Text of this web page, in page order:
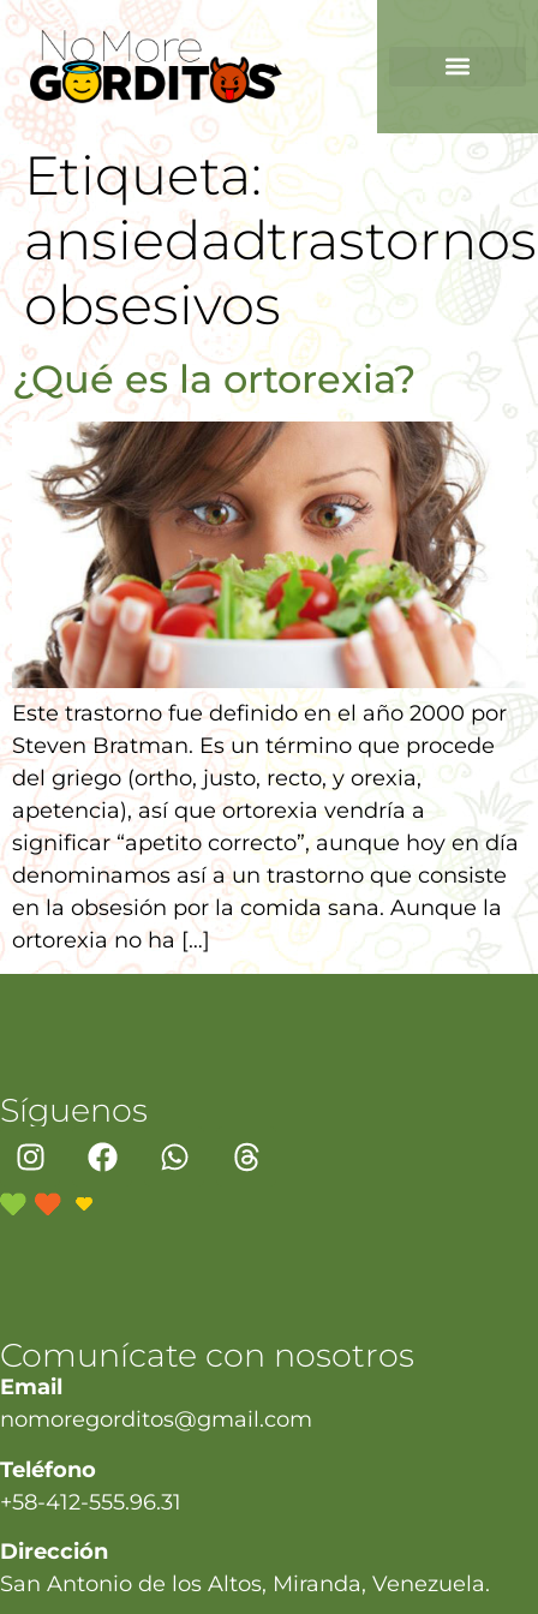
Etiqueta:
ansiedadtrastornos
obsesivos
¿Qué es la ortorexia?
Este trastorno fue definido en el año 2000 por
Steven Bratman. Es un término que procede
del griego (ortho, justo, recto, y orexia,
apetencia), así que ortorexia vendría a
significar “apetito correcto”, aunque hoy en día
denominamos así a un trastorno que consiste
en la obsesión por la comida sana. Aunque la
ortorexia no ha […]
Síguenos
Comunícate con nosotros
Email
nomoregorditos@gmail.com
Teléfono
+58-412-555.96.31
Dirección
San Antonio de los Altos, Miranda, Venezuela.